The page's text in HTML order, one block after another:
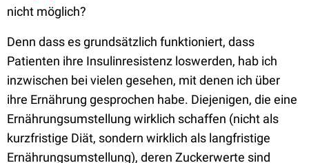
nicht möglich?
Denn dass es grundsätzlich funktioniert, dass
Patienten ihre Insulinresistenz loswerden, hab ich
inzwischen bei vielen gesehen, mit denen ich über
ihre Ernährung gesprochen habe. Diejenigen, die eine
Ernährungsumstellung wirklich schaffen (nicht als
kurzfristige Diät, sondern wirklich als langfristige
Ernährungsumstellung), deren Zuckerwerte sind